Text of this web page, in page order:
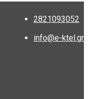
2821093052
info@e-ktel.gr